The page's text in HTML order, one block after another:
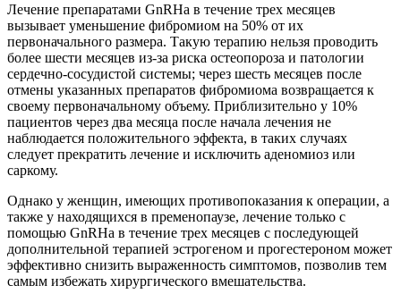
Лечение препаратами GnRHa в течение трех месяцев
вызывает уменьшение фибромиом на 50% от их
первоначального размера. Такую терапию нельзя проводить
более шести месяцев из-за риска остеопороза и патологии
сердечно-сосудистой системы; через шесть месяцев после
отмены указанных препаратов фибромиома возвращается к
своему первоначальному объему. Приблизительно у 10%
пациентов через два месяца после начала лечения не
наблюдается положительного эффекта, в таких случаях
следует прекратить лечение и исключить аденомиоз или
саркому.
Однако у женщин, имеющих противопоказания к операции, а
также у находящихся в пременопаузе, лечение только с
помощью GnRHa в течение трех месяцев с последующей
дополнительной терапией эстрогеном и прогестероном может
эффективно снизить выраженность симптомов, позволив тем
самым избежать хирургического вмешательства.